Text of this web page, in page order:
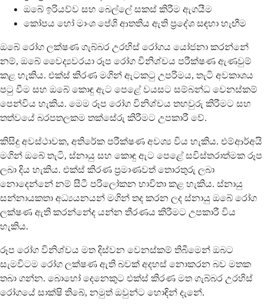
ඔබේ ඉරියව්ව සහ බෙල්ලේ සකස් කිරීම ඇගයීම
කෝපය හෝ මාංශ පේශි ආතතිය ඇති ප්‍රදේශ සඳහා හැඟීම
ඔබේ රෝග ලක්ෂණ ගැබ්බර උරහිස් රෝගය යෝජනා කරන්නේ
නම්, ඔබේ වෛද්‍යවරයා රූප රෝග විනිශ්චය පරීක්ෂණ ඇණවුම්
කළ හැකිය. එක්ස් කිරණ මගින් ඇටකටු උපරිමය, තැටි අවකාශය
පටු වීම සහ ඔබේ කොඳු ඇට පෙළේ වයසට සම්බන්ධ වෙනස්කම්
පෙන්විය හැකිය. මෙම රූප රෝග විනිශ්චය තහවුරු කිරීමට සහ
තත්වයේ බරපතලකම තක්සේරු කිරීමට උපකාරී වේ.
කිසිදු අවස්ථාවක, අතිරේක පරීක්ෂණ අවශ්‍ය විය හැකිය. එම්ආර්අයි
මගින් ඔබේ තැටි, ස්නායු සහ කොඳු ඇට පෙළේ සවිස්තරාත්මක රූප
ලබා දිය හැකිය. එක්ස් කිරණ ප්‍රමාණවත් තොරතුරු ලබා
නොදෙන්නේ නම් සීටී පරිලෝකන භාවිතා කළ හැකිය. ස්නායු
සන්නායකතා අධ්‍යයනයන් මගින් තද කරන ලද ස්නායු ඔබේ රෝග
ලක්ෂණ ඇති කරන්නේද යන්න තීරණය කිරීමට උපකාරී විය
හැකිය.
රූප රෝග විනිශ්චය මත දිස්වන වෙනස්කම් තිබීමෙන් ඔබට
සැමවිටම රෝග ලක්ෂණ ඇති බවක් අදහස් නොකරන බව මතක
තබා ගන්න. බොහෝ දෙනෙකුට එක්ස් කිරණ මත ගැබ්බර උරහිස්
රෝගයේ සාක්ෂි තිබේ, නමුත් ඔවුන්ට හොඳින් දැනේ.